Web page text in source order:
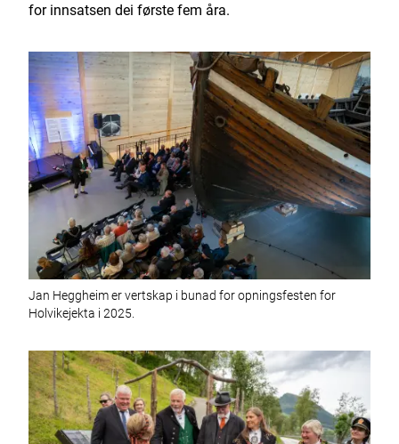
for innsatsen dei første fem åra.
Jan Heggheim er vertskap i bunad for opningsfesten for
Holvikejekta i 2025.